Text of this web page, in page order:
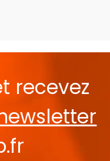
recevez